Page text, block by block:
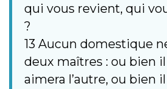
qui vous revient, qui
?
13 Aucun domestique
deux maîtres : ou bien il
aimera l’autre, ou bien il